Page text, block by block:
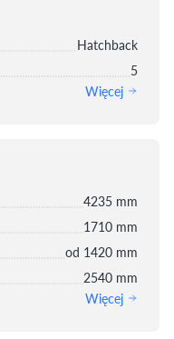
Hatchback
5
Więcej
4235 mm
1710 mm
od 1420 mm
2540 mm
Więcej